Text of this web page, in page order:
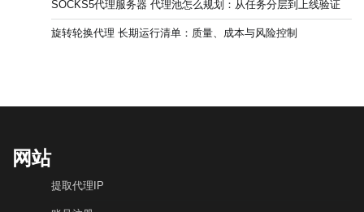
SOCKS5代理服务器 代理池怎么规划：从任务分层到上线验证
旋转轮换代理 长期运行清单：质量、成本与风险控制
网站
提取代理IP